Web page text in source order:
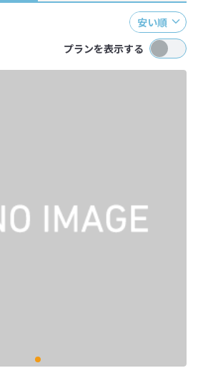
安い順
プランを表示する